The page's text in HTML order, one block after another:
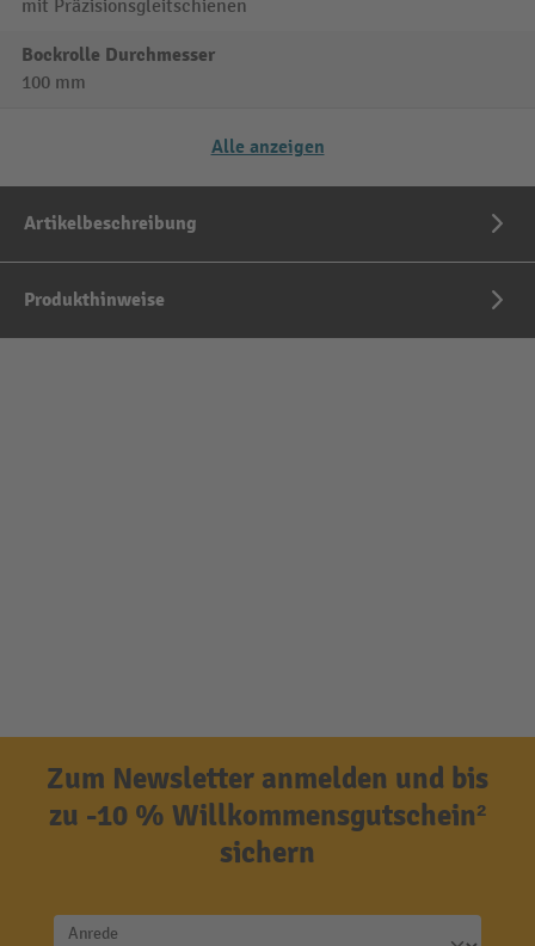
mit Präzisionsgleitschienen
Bockrolle Durchmesser
100 mm
Alle anzeigen
Artikelbeschreibung
Produkthinweise
Zum Newsletter anmelden und bis
zu -10 % Willkommensgutschein²
sichern
Anrede